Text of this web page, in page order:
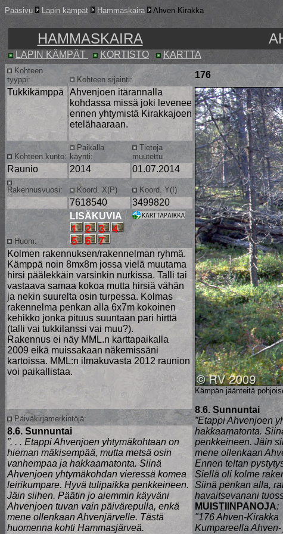
Pääsivu Lapin kämpät Hammaskaira Ahven-Kirakka
HAMMASKAIRA
LAPIN KÄMPÄT KORTISTO KARTTA
Kohteen
tyyppi:
Kohteen sijainti: 176
Tukkikämppä
Ahvenjoen itärannalla
kohdassa missä joki levenee
ennen yhtymistä Kirakkajoen
etelähaaraan.
Kämpän jäänteitä
8.6. Sunnuntai
”Etappi Ahvenjoen
hakkaamatonta.
penkkeineen. Jäin
mene ollenkaan
Ennen teltan
Siellä oli kolme
Siinä penkan alla,
havaitsevanani
MUISTIINPANOJA:
"176 Ahven-Kirakka
Kumpareella
Kohteen kunto:
Paikalla
käynti:
Tietoja
muutettu
Raunio 2014 01.07.2014
Rakennusvuosi: Koord. X(P) Koord. Y(I)
7618540 3499820
Huom:
LISÄKUVIA
Kolmen rakennuksen/rakennelman ryhmä.
Kämppä noin 8mx8m jossa vielä muutama
hirsi päälekkäin varsinkin nurkissa. Talli tai
vastaava samaa kokoa mutta hirsiä vähän
ja nekin suurelta osin turpessa. Kolmas
rakennelma penkan alla 6x7m kokoinen
kehikko jonka pituus suuntaan pari hirttä
(talli vai tukkilanssi vai muu?).
Rakennus ei näy MML.n karttapaikalla
2009 eikä muissakaan näkemissäni
kartoissa. MML:n ilmakuvasta 2012 raunion
voi paikallistaa.
Päiväkirjamerkintöjä:
8.6. Sunnuntai
”. . . Etappi Ahvenjoen yhtymäkohtaan on
hieman mäkisempää, mutta metsä osin
vanhempaa ja hakkaamatonta. Siinä
Ahvenjoen yhtymäkohdan vieressä komea
leirikumpare. Hyvä tulipaikka penkkeineen.
Jäin siihen. Päätin jo aiemmin käyväni
Ahvenjoen tuvan vain päivärepulla, enkä
mene ollenkaan Ahvenjärvelle. Tästä
huomenna kohti Hammasjärveä.